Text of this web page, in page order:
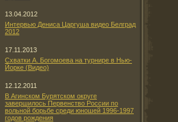
13.04.2012
Интервью Дениса Царгуша видео Белград
2012
17.11.2013
Схватки А. Богомоева на турнире в Нью-
Йорке (Видео)
12.12.2011
В Агинском Бурятском округе
завершилось Первенство России по
вольной борьбе среди юношей 1996-1997
годов рождения